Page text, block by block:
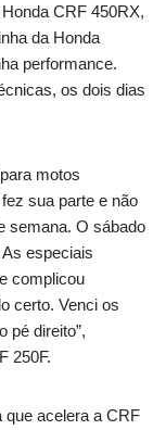
CRF 450RX,
da Honda
performance.
os dois dias
motos
sua parte e não
semana. O sábado
especiais
complicou
certo. Venci os
pé direito”,
250F.
que acelera a CRF